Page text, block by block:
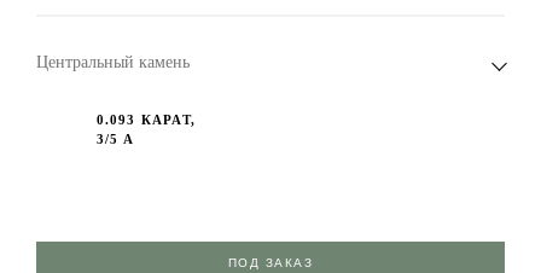
Центральный камень
0.093 КАРАТ,
3/5 А
ПОД ЗАКАЗ